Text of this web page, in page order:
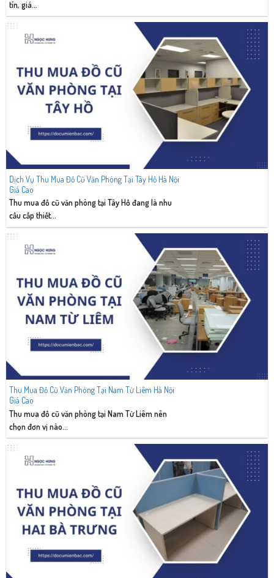
tín, giá...
Dịch Vụ Thu Mua Đồ Cũ Văn Phòng Tại Tây Hồ Hà Nội
Giá Cao
Thu mua đồ cũ văn phòng tại Tây Hồ đang là nhu
cầu cấp thiết...
Thu Mua Đồ Cũ Văn Phòng Tại Nam Từ Liêm Hà Nội
Giá Cao
Thu mua đồ cũ văn phòng tại Nam Từ Liêm nên
chọn đơn vị nào...